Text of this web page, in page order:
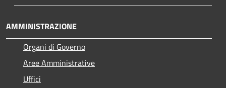
AMMINISTRAZIONE
Organi di Governo
Aree Amministrative
Uffici